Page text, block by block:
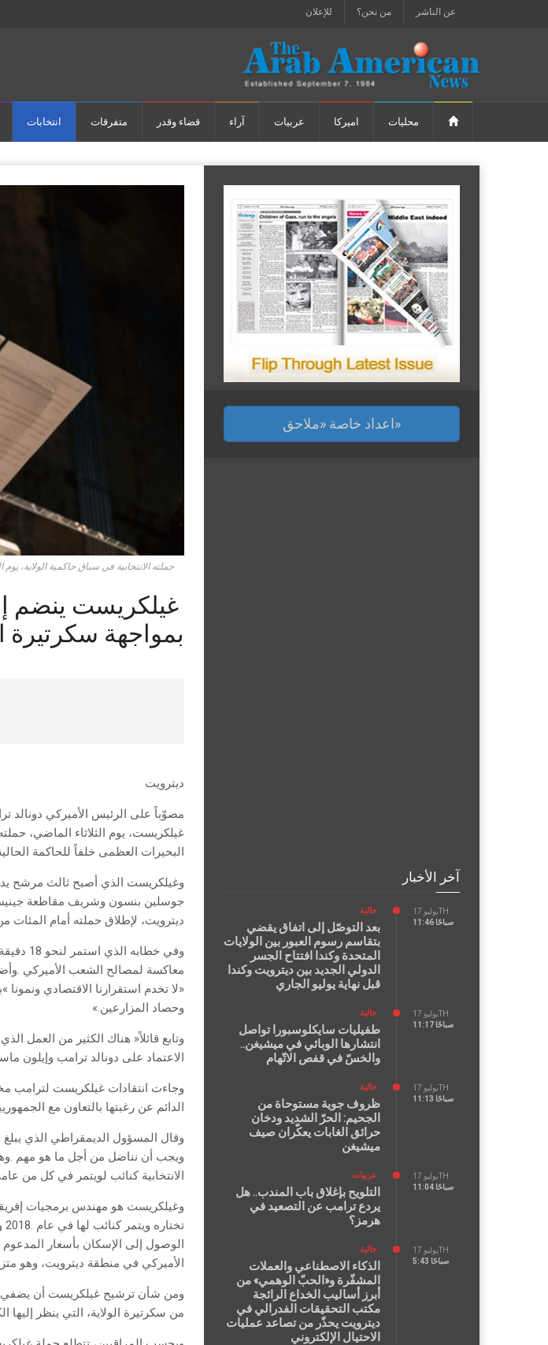
عن الناشر من نحن؟ للإعلان
محليات اميركا عربيات آراء قضاء وقدر متفرقات انتخابات
‬نائب‭ ‬حاكم‭ ‬ولاية‭ ‬ميشيغن،‭ ‬غارلين‭ ‬غيلكريست،‭ ‬يوم‭ ‬الثلاثاء‭ ‬الماضي،‭ ‬حملته‭ ‬الانتخابية‭ ‬في‭ ‬سباق‭ ‬حاكمية‭ ‬الولاية
‬2026بمواجهة‭ ‬سكرتيرة‭ ‬الولاية‭ ‬وشريف‭ ‬مقاطعة‭ ‬جينيسي
ديترويت
‬البحيرات‭ ‬العظمى‭ ‬خلفاً‭ ‬للحاكمة‭ ‬الحالية‭ ‬غريتشن‭ ‬ويتمر‭ ‬التي‭ ‬لا‭ ‬يسمح‭ ‬لها‭ ‬دستور‭ ‬ميشيغن‭ ‬بالترشح‭ ‬لفترة‭ ‬ثالثة‭.‬
‬ديترويت،‭ ‬لإطلاق‭ ‬حملته‭ ‬أمام‭ ‬المئات‭ ‬من‭ ‬أنصاره
‬وحصاد‭ ‬المزارعين‮»‬‭.‬
‬الاعتماد‭ ‬على‭ ‬دونالد‭ ‬ترامب‭ ‬وإيلون‭ ‬ماسك‮»‬‭.‬
‬الدائم‭ ‬عن‭ ‬رغبتها‭ ‬بالتعاون‭ ‬مع‭ ‬الجمهوريين‭ ‬والبيت‭ ‬الأبيض‭ ‬لتحقيق‭ ‬‮«‬الأولويات‭ ‬المشتركة‮»‬‭.‬
‬الانتخابية‭ ‬كنائب‭ ‬لويتمر‭ ‬في‭ ‬كل‭ ‬من‭ ‬عامي‭ ‬2018‭ ‬و2022‭.‬
‬الأميركي‭ ‬في‭ ‬منطقة‭ ‬ديترويت،‭ ‬وهو‭ ‬متزوج‭ ‬وله‭ ‬ثلاثة‭ ‬أبناء‭.‬
‬من‭ ‬سكرتيرة‭ ‬الولاية،‭ ‬التي‭ ‬ينظر‭ ‬إليها‭ ‬الكثيرون‭ ‬باعتبارها‭ ‬المرشحة‭ ‬الأوفر‭ ‬حظاً،‭ ‬وشريف‭ ‬مقاطعة‭ ‬جينيسي‭ ‬التي‭ ‬تضم‭ ‬مدينة‭ ‬فلنت‭.‬
اعداد خاصة «ملاحق»
آخر الأخبار
يوليو 17TH
11:46 صباحًا
جالية
بعد التوصّل إلى اتفاق يقضي
بتقاسم رسوم العبور بين الولايات
المتحدة وكندا افتتاح الجسر
الدولي الجديد بين ديترويت وكندا
قبل نهاية يوليو الجاري
يوليو 17TH
11:17 صباحًا
جالية
طفيليات سايكلوسبورا تواصل
انتشارها الوبائي في ميشيغن..
والخسّ في قفص الاتّهام
يوليو 17TH
11:13 صباحًا
جالية
ظروف جوية مستوحاة من
الجحيم: الحرّ الشديد ودخان
حرائق الغابات يعكّران صيف
ميشيغن
يوليو 17TH
11:04 صباحًا
عربيات
التلويح بإغلاق باب المندب.. هل
يردع ترامب عن التصعيد في
هرمز؟
يوليو 17TH
5:43 صباحًا
جالية
الذكاء الاصطناعي والعملات
المشفّرة و«الحبّ الوهمي» من
أبرز أساليب الخداع الرائجة
مكتب التحقيقات الفدرالي في
ديترويت يحذّر من تصاعد عمليات
الاحتيال الإلكتروني